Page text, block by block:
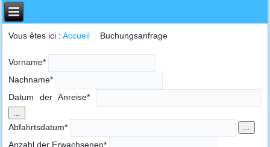
Vous êtes ici :Accueil Buchungsanfrage
Vorname*
Nachname*
Datum der Anreise*
Abfahrtsdatum* ...
Anzahl der Erwachsenen*